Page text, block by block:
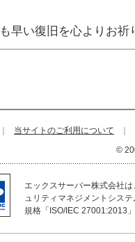
早い復旧を心よりお祈
当サイトのご利用について
©
エックスサーバー株式会社
ュリティマネジメントシス
規格「ISO/IEC 27001:2013